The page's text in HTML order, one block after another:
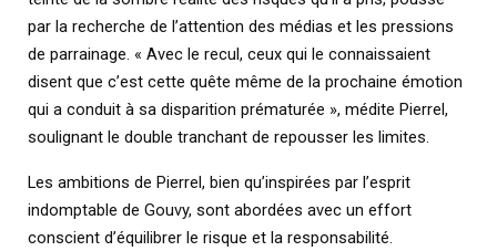
par la recherche de l’attention des médias et les pressions
de parrainage. « Avec le recul, ceux qui le connaissaient
disent que c’est cette quête même de la prochaine émotion
qui a conduit à sa disparition prématurée », médite Pierrel,
soulignant le double tranchant de repousser les limites.
Les ambitions de Pierrel, bien qu’inspirées par l’esprit
indomptable de Gouvy, sont abordées avec un effort
conscient d’équilibrer le risque et la responsabilité.